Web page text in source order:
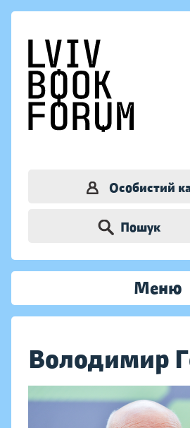
Особистий
Пошук
Меню
Володимир